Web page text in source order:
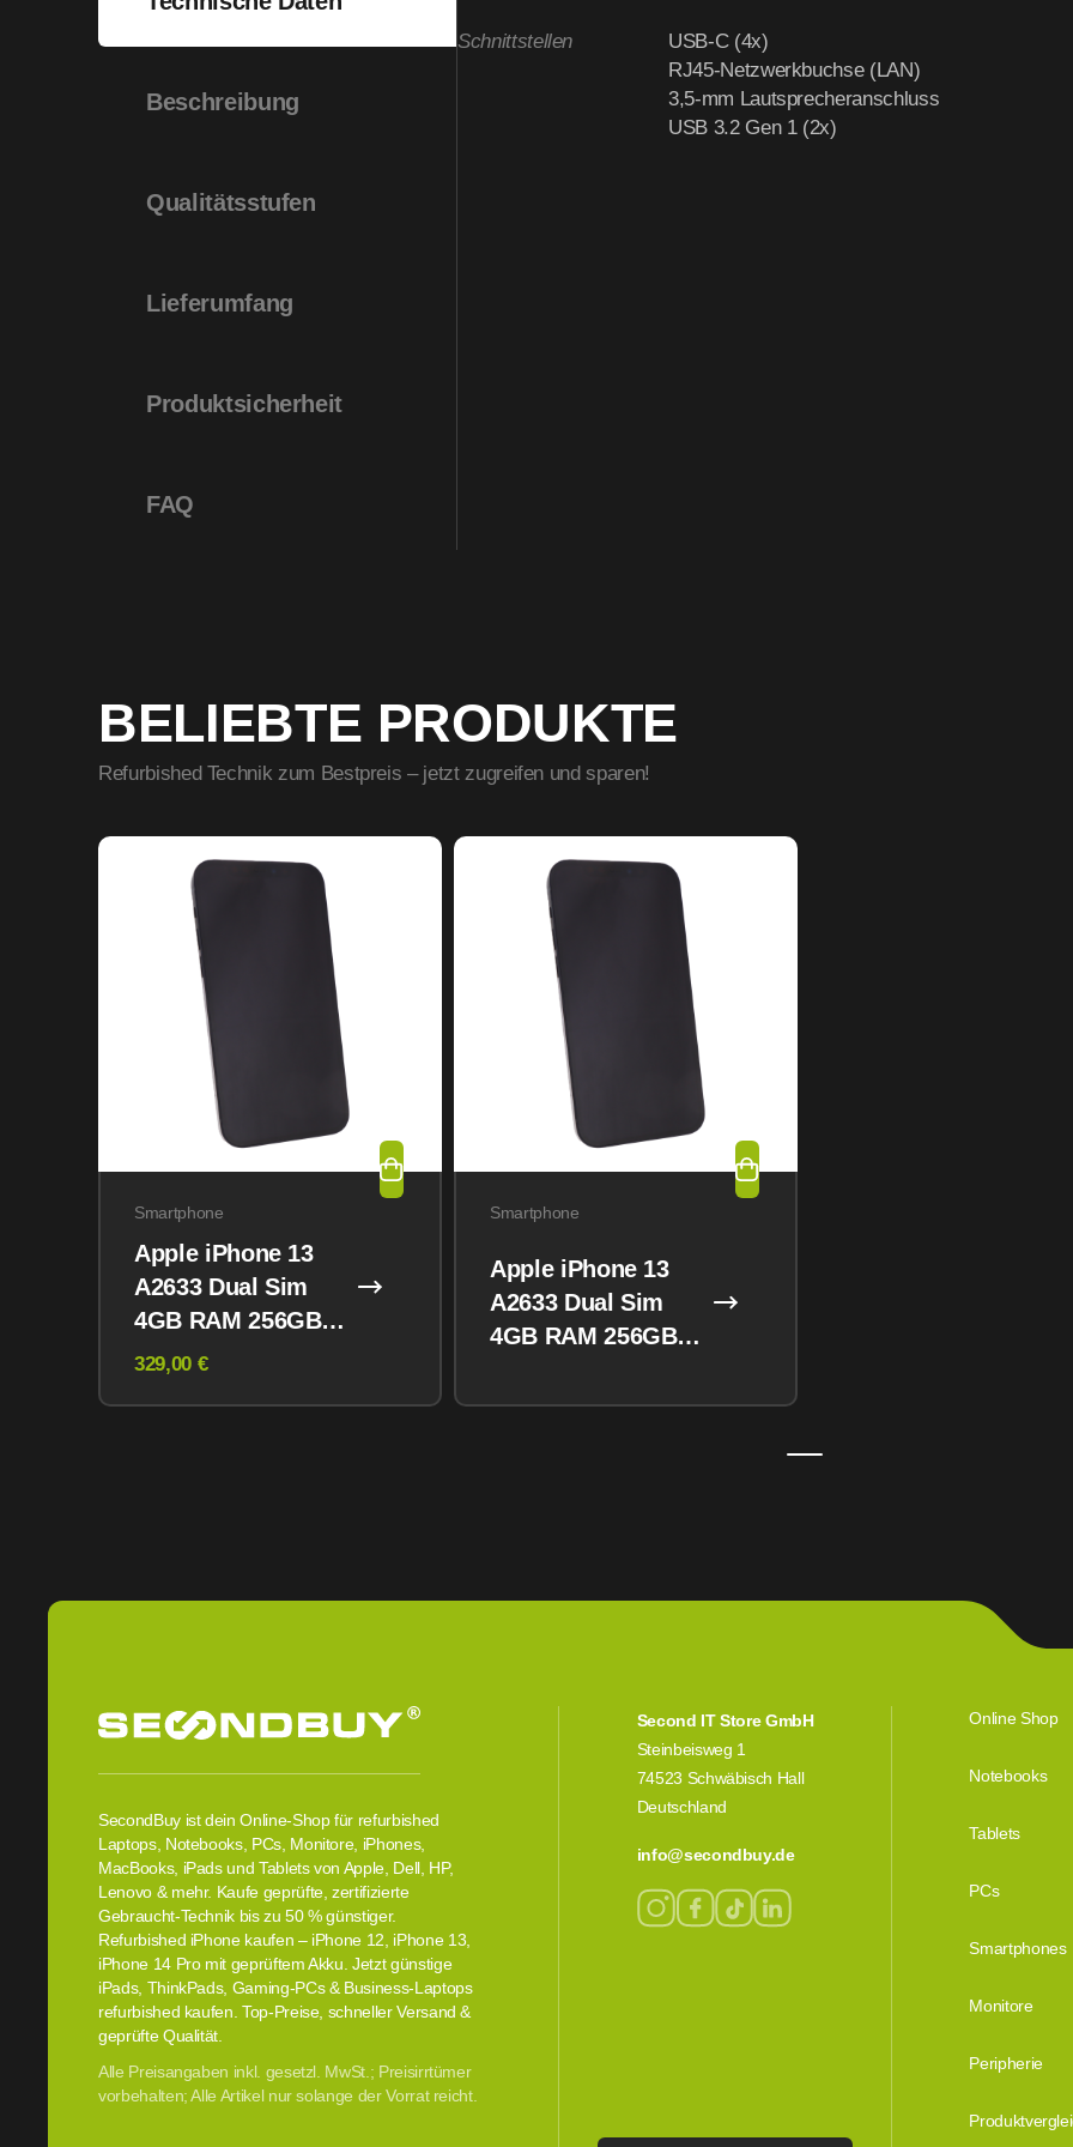
Beschreibung
Qualitätsstufen
Lieferumfang
Produktsicherheit
FAQ
Schnittstellen
USB-C (4x)
RJ45-Netzwerkbuchse (LAN)
3,5-mm Lautsprecheranschluss
USB 3.2 Gen 1 (2x)
BELIEBTE PRODUKTE
Refurbished Technik zum Bestpreis – jetzt zugreifen und sparen!
Smartphone
Apple iPhone 13
A2633 Dual Sim
4GB RAM 256GB
Midnight
329,00 €
Smartphone
Apple iPhone 13
A2633 Dual Sim
4GB RAM 256GB
SecondBuy ist dein Online-Shop für refurbished
Laptops, Notebooks, PCs, Monitore, iPhones,
MacBooks, iPads und Tablets von Apple, Dell, HP,
Lenovo & mehr. Kaufe geprüfte, zertifizierte
Gebraucht-Technik bis zu 50 % günstiger.
Refurbished iPhone kaufen – iPhone 12, iPhone 13,
iPhone 14 Pro mit geprüftem Akku. Jetzt günstige
iPads, ThinkPads, Gaming-PCs & Business-Laptops
refurbished kaufen. Top-Preise, schneller Versand &
geprüfte Qualität.
Alle Preisangaben inkl. gesetzl. MwSt.; Preisirrtümer
vorbehalten; Alle Artikel nur solange der Vorrat reicht.
Second IT Store GmbH
Steinbeisweg 1
74523 Schwäbisch Hall
Deutschland
info@secondbuy.de
Online Shop
Notebooks
Tablets
PCs
Smartphones
Monitore
Peripherie